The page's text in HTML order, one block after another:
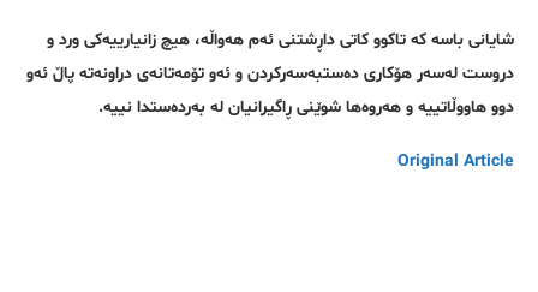
شایانی باسە کە تاکوو کاتی داڕشتنی ئەم هەواڵە، هیچ زانیارییەکی ورد و
دروست لەسەر هۆکاری دەستبەسەرکردن و ئەو تۆمەتانەی دراونەتە پاڵ ئەو
دوو هاووڵاتییە و هەروەها شوێنی ڕاگیرانیان لە بەردەستدا نییە.
Original Article